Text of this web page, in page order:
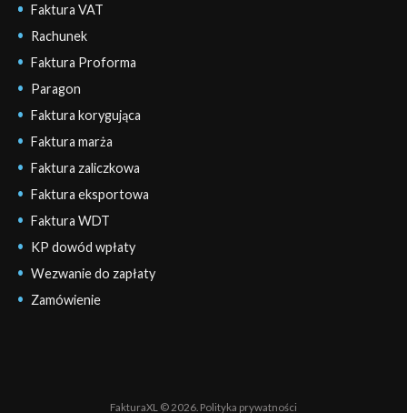
Faktura VAT
Rachunek
Faktura Proforma
Paragon
Faktura korygująca
Faktura marża
Faktura zaliczkowa
Faktura eksportowa
Faktura WDT
KP dowód wpłaty
Wezwanie do zapłaty
Zamówienie
FakturaXL © 2026. Polityka prywatności